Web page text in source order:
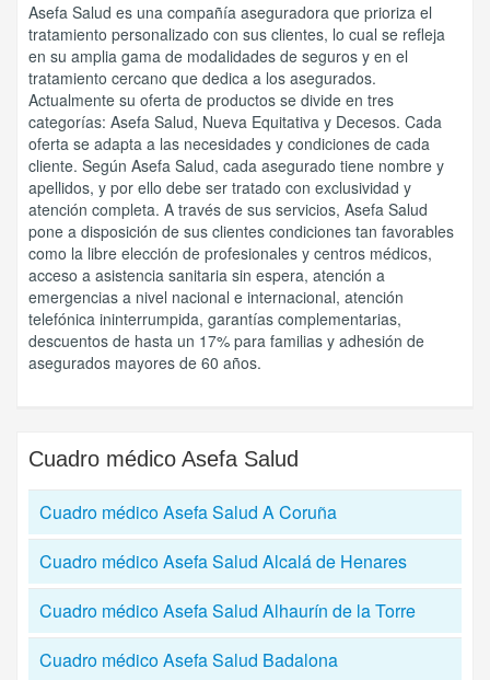
Asefa Salud es una compañía aseguradora que prioriza el
tratamiento personalizado con sus clientes, lo cual se refleja
en su amplia gama de modalidades de seguros y en el
tratamiento cercano que dedica a los asegurados.
Actualmente su oferta de productos se divide en tres
categorías: Asefa Salud, Nueva Equitativa y Decesos. Cada
oferta se adapta a las necesidades y condiciones de cada
cliente. Según Asefa Salud, cada asegurado tiene nombre y
apellidos, y por ello debe ser tratado con exclusividad y
atención completa. A través de sus servicios, Asefa Salud
pone a disposición de sus clientes condiciones tan favorables
como la libre elección de profesionales y centros médicos,
acceso a asistencia sanitaria sin espera, atención a
emergencias a nivel nacional e internacional, atención
telefónica ininterrumpida, garantías complementarias,
descuentos de hasta un 17% para familias y adhesión de
asegurados mayores de 60 años.
Cuadro médico Asefa Salud
Cuadro médico Asefa Salud A Coruña
Cuadro médico Asefa Salud Alcalá de Henares
Cuadro médico Asefa Salud Alhaurín de la Torre
Cuadro médico Asefa Salud Badalona